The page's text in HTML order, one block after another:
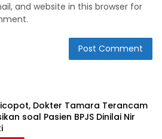
and website in this browser for
Dokter Tamara Terancam
soal Pasien BPJS Dinilai Nir